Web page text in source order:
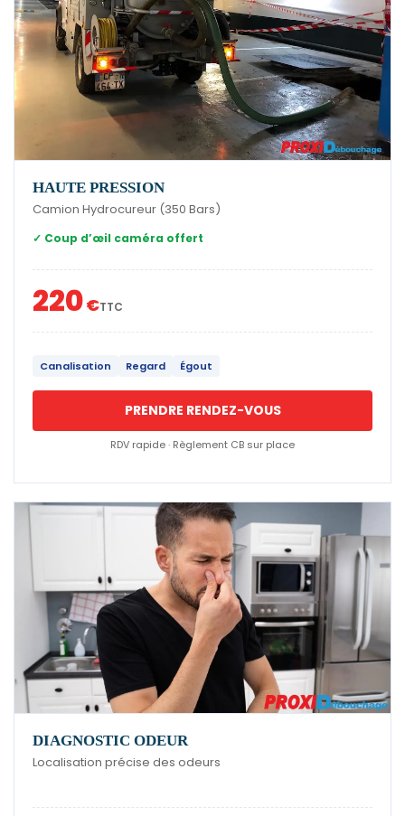
HAUTE PRESSION
Camion Hydrocureur (350 Bars)
✓ Coup d’œil caméra offert
220€TTC
Canalisation Regard Égout
PRENDRE RENDEZ-VOUS
RDV rapide · Règlement CB sur place
DIAGNOSTIC ODEUR
Localisation précise des odeurs